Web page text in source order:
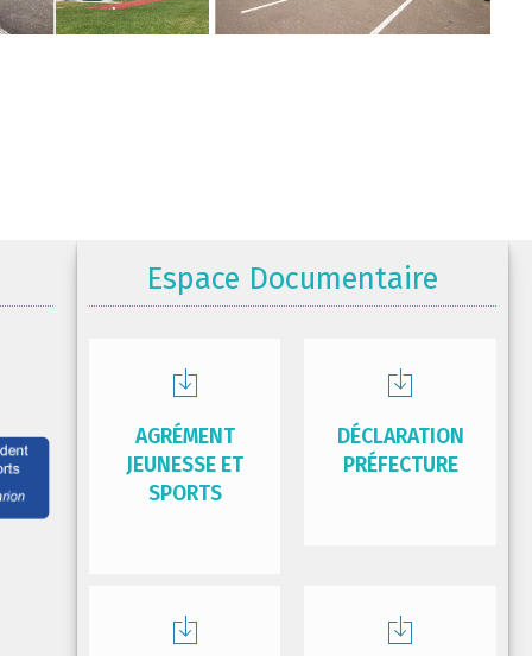
Espace Documentaire
AGRÉMENT
JEUNESSE ET
SPORTS
DÉCLARATION
PRÉFECTURE